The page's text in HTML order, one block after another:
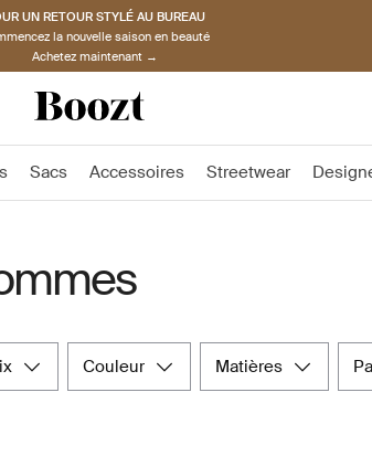
UN RETOUR STYLÉ AU BUREAU
la nouvelle saison en beauté
Achetez maintenant →
Sacs Accessoires Streetwear
couleur matières